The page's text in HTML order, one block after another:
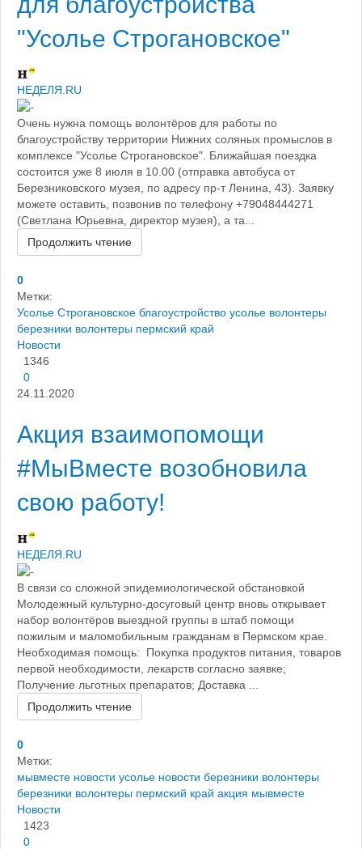
"Усолье Строгановское"
НЕДЕЛЯ.RU
Очень нужна помощь волонтёров для работы по
благоустройству территории Нижних соляных промыслов в
комплексе "Усолье Строгановское". Ближайшая поездка
состоится уже 8 июля в 10.00 (отправка автобуса от
Березниковского музея, по адресу пр-т Ленина, 43). Заявку
можете оставить, позвонив по телефону +79048444271
(Светлана Юрьевна, директор музея), а та...
Продолжить чтение
0
Метки:
Усолье Строгановское благоустройство усолье волонтеры
березники волонтеры пермский край
Новости
1346
0
24.11.2020
Акция взаимопомощи
#МыВместе возобновила
свою работу!
НЕДЕЛЯ.RU
В связи со сложной эпидемиологической обстановкой
Молодежный культурно-досуговый центр вновь открывает
набор волонтёров выездной группы в штаб помощи
пожилым и маломобильным гражданам в Пермском крае.
Необходимая помощь: Покупка продуктов питания, товаров
первой необходимости, лекарств согласно заявке;
Получение льготных препаратов; Доставка ...
Продолжить чтение
0
Метки:
мывместе новости усолье новости березники волонтеры
березники волонтеры пермский край акция мывместе
Новости
1423
0